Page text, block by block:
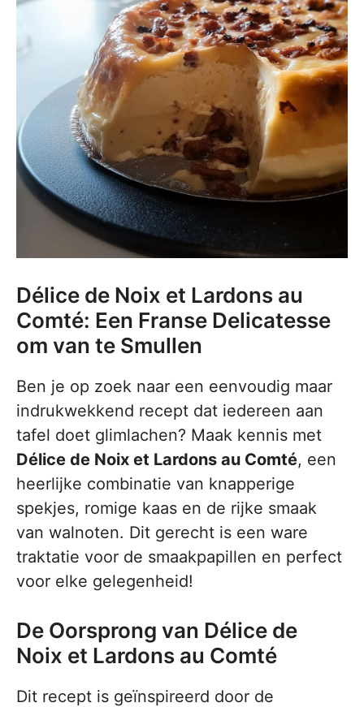
Délice de Noix et Lardons au
Comté: Een Franse Delicatesse
om van te Smullen
Ben je op zoek naar een eenvoudig maar
indrukwekkend recept dat iedereen aan
tafel doet glimlachen? Maak kennis met
Délice de Noix et Lardons au Comté, een
heerlijke combinatie van knapperige
spekjes, romige kaas en de rijke smaak
van walnoten. Dit gerecht is een ware
traktatie voor de smaakpapillen en perfect
voor elke gelegenheid!
De Oorsprong van Délice de
Noix et Lardons au Comté
Dit recept is geïnspireerd door de